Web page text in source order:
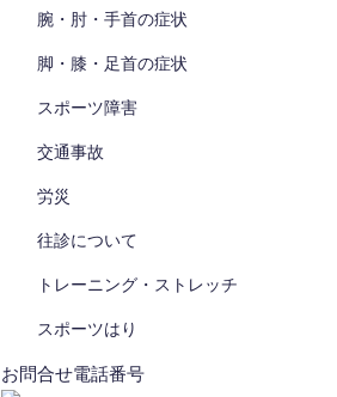
腕・肘・手首の症状
脚・膝・足首の症状
スポーツ障害
交通事故
労災
往診について
トレーニング・ストレッチ
スポーツはり
お問合せ電話番号